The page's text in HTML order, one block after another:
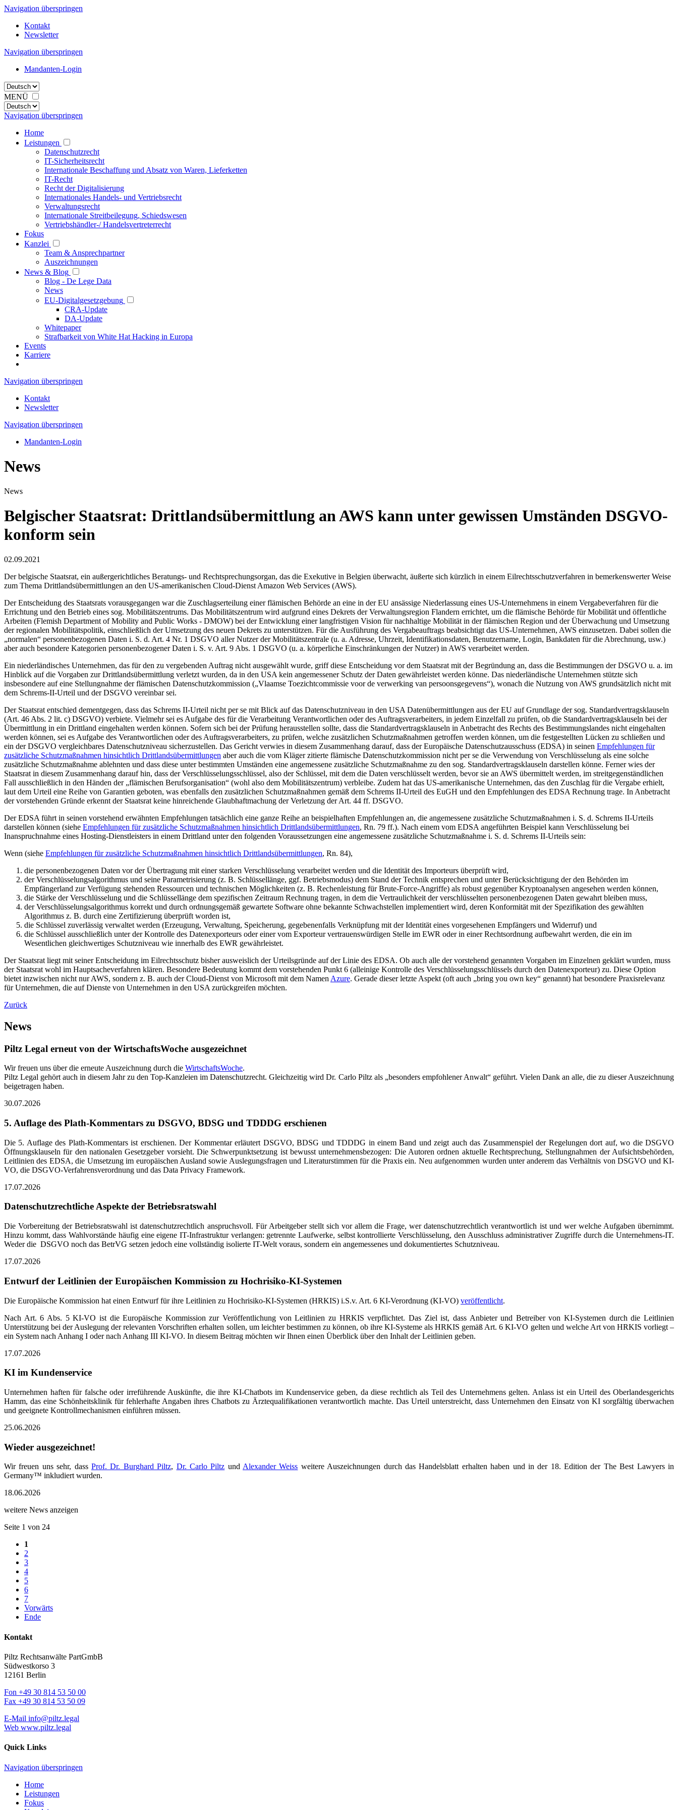
Navigation überspringen
Kontakt
Newsletter
Navigation überspringen
Mandanten-Login
MENÜ
Navigation überspringen
Home
Leistungen
Datenschutzrecht
IT-Sicherheitsrecht
Internationale Beschaffung und Absatz von Waren, Lieferketten
IT-Recht
Recht der Digitalisierung
Internationales Handels- und Vertriebsrecht
Verwaltungsrecht
Internationale Streitbeilegung, Schiedswesen
Vertriebshändler-/ Handelsvertreterrecht
Fokus
Kanzlei
Team & Ansprechpartner
Auszeichnungen
News & Blog
Blog - De Lege Data
News
EU-Digitalgesetzgebung
CRA-Update
DA-Update
Whitepaper
Strafbarkeit von White Hat Hacking in Europa
Events
Karriere
Navigation überspringen
Kontakt
Newsletter
Navigation überspringen
Mandanten-Login
News
News
Belgischer Staatsrat: Drittlandsübermittlung an AWS kann unter gewissen Umständen DSGVO-
konform sein
02.09.2021
Der belgische Staatsrat, ein außergerichtliches Beratungs- und Rechtsprechungsorgan, das die Exekutive in Belgien überwacht, äußerte sich kürzlich in einem Eilrechtsschutzverfahren in bemerkenswerter Weise
zum Thema Drittlandsübermittlungen an den US-amerikanischen Cloud-Dienst Amazon Web Services (AWS).
Der Entscheidung des Staatsrats vorausgegangen war die Zuschlagserteilung einer flämischen Behörde an eine in der EU ansässige Niederlassung eines US-Unternehmens in einem Vergabeverfahren für die
Errichtung und den Betrieb eines sog. Mobilitätszentrums. Das Mobilitätszentrum wird aufgrund eines Dekrets der Verwaltungsregion Flandern errichtet, um die flämische Behörde für Mobilität und öffentliche
Arbeiten (Flemish Department of Mobility and Public Works - DMOW) bei der Entwicklung einer langfristigen Vision für nachhaltige Mobilität in der flämischen Region und der Überwachung und Umsetzung
der regionalen Mobilitätspolitik, einschließlich der Umsetzung des neuen Dekrets zu unterstützen. Für die Ausführung des Vergabeauftrags beabsichtigt das US-Unternehmen, AWS einzusetzen. Dabei sollen die
„normalen“ personenbezogenen Daten i. S. d. Art. 4 Nr. 1 DSGVO aller Nutzer der Mobilitätszentrale (u. a. Adresse, Uhrzeit, Identifikationsdaten, Benutzername, Login, Bankdaten für die Abrechnung, usw.)
aber auch besondere Kategorien personenbezogener Daten i. S. v. Art. 9 Abs. 1 DSGVO (u. a. körperliche Einschränkungen der Nutzer) in AWS verarbeitet werden.
Ein niederländisches Unternehmen, das für den zu vergebenden Auftrag nicht ausgewählt wurde, griff diese Entscheidung vor dem Staatsrat mit der Begründung an, dass die Bestimmungen der DSGVO u. a. im
Hinblick auf die Vorgaben zur Drittlandsübermittlung verletzt wurden, da in den USA kein angemessener Schutz der Daten gewährleistet werden könne. Das niederländische Unternehmen stützte sich
insbesondere auf eine Stellungnahme der flämischen Datenschutzkommission („Vlaamse Toezichtcommissie voor de verwerking van persoonsgegevens“), wonach die Nutzung von AWS grundsätzlich nicht mit
dem Schrems-II-Urteil und der DSGVO vereinbar sei.
Der Staatsrat entschied dementgegen, dass das Schrems II-Urteil nicht per se mit Blick auf das Datenschutzniveau in den USA Datenübermittlungen aus der EU auf Grundlage der sog. Standardvertragsklauseln
(Art. 46 Abs. 2 lit. c) DSGVO) verbiete. Vielmehr sei es Aufgabe des für die Verarbeitung Verantwortlichen oder des Auftragsverarbeiters, in jedem Einzelfall zu prüfen, ob die Standardvertragsklauseln bei der
Übermittlung in ein Drittland eingehalten werden können. Sofern sich bei der Prüfung herausstellen sollte, dass die Standardvertragsklauseln in Anbetracht des Rechts des Bestimmungslandes nicht eingehalten
werden können, sei es Aufgabe des Verantwortlichen oder des Auftragsverarbeiters, zu prüfen, welche zusätzlichen Schutzmaßnahmen getroffen werden können, um die festgestellten Lücken zu schließen und
ein der DSGVO vergleichbares Datenschutzniveau sicherzustellen. Das Gericht verwies in diesem Zusammenhang darauf, dass der Europäische Datenschutzausschuss (EDSA) in seinen Empfehlungen für
zusätzliche Schutzmaßnahmen hinsichtlich Drittlandsübermittlungen aber auch die vom Kläger zitierte flämische Datenschutzkommission nicht per se die Verwendung von Verschlüsselung als eine solche
zusätzliche Schutzmaßnahme ablehnten und dass diese unter bestimmten Umständen eine angemessene zusätzliche Schutzmaßnahme zu den sog. Standardvertragsklauseln darstellen könne. Ferner wies der
Staatsrat in diesem Zusammenhang darauf hin, dass der Verschlüsselungsschlüssel, also der Schlüssel, mit dem die Daten verschlüsselt werden, bevor sie an AWS übermittelt werden, im streitgegenständlichen
Fall ausschließlich in den Händen der „flämischen Berufsorganisation“ (wohl also dem Mobilitätszentrum) verbleibe. Zudem hat das US-amerikanische Unternehmen, das den Zuschlag für die Vergabe erhielt,
laut dem Urteil eine Reihe von Garantien geboten, was ebenfalls den zusätzlichen Schutzmaßnahmen gemäß dem Schrems II-Urteil des EuGH und den Empfehlungen des EDSA Rechnung trage. In Anbetracht
der vorstehenden Gründe erkennt der Staatsrat keine hinreichende Glaubhaftmachung der Verletzung der Art. 44 ff. DSGVO.
Der EDSA führt in seinen vorstehend erwähnten Empfehlungen tatsächlich eine ganze Reihe an beispielhaften Empfehlungen an, die angemessene zusätzliche Schutzmaßnahmen i. S. d. Schrems II-Urteils
darstellen können (siehe Empfehlungen für zusätzliche Schutzmaßnahmen hinsichtlich Drittlandsübermittlungen, Rn. 79 ff.). Nach einem vom EDSA angeführten Beispiel kann Verschlüsselung bei
Inanspruchnahme eines Hosting-Dienstleisters in einem Drittland unter den folgenden Voraussetzungen eine angemessene zusätzliche Schutzmaßnahme i. S. d. Schrems II-Urteils sein:
Wenn (siehe Empfehlungen für zusätzliche Schutzmaßnahmen hinsichtlich Drittlandsübermittlungen, Rn. 84),
die personenbezogenen Daten vor der Übertragung mit einer starken Verschlüsselung verarbeitet werden und die Identität des Importeurs überprüft wird,
der Verschlüsselungsalgorithmus und seine Parametrisierung (z. B. Schlüssellänge, ggf. Betriebsmodus) dem Stand der Technik entsprechen und unter Berücksichtigung der den Behörden im
Empfängerland zur Verfügung stehenden Ressourcen und technischen Möglichkeiten (z. B. Rechenleistung für Brute-Force-Angriffe) als robust gegenüber Kryptoanalysen angesehen werden können,
die Stärke der Verschlüsselung und die Schlüssellänge dem spezifischen Zeitraum Rechnung tragen, in dem die Vertraulichkeit der verschlüsselten personenbezogenen Daten gewahrt bleiben muss,
der Verschlüsselungsalgorithmus korrekt und durch ordnungsgemäß gewartete Software ohne bekannte Schwachstellen implementiert wird, deren Konformität mit der Spezifikation des gewählten
Algorithmus z. B. durch eine Zertifizierung überprüft worden ist,
die Schlüssel zuverlässig verwaltet werden (Erzeugung, Verwaltung, Speicherung, gegebenenfalls Verknüpfung mit der Identität eines vorgesehenen Empfängers und Widerruf) und
die Schlüssel ausschließlich unter der Kontrolle des Datenexporteurs oder einer vom Exporteur vertrauenswürdigen Stelle im EWR oder in einer Rechtsordnung aufbewahrt werden, die ein im
Wesentlichen gleichwertiges Schutzniveau wie innerhalb des EWR gewährleistet.
Der Staatsrat liegt mit seiner Entscheidung im Eilrechtsschutz bisher ausweislich der Urteilsgründe auf der Linie des EDSA. Ob auch alle der vorstehend genannten Vorgaben im Einzelnen geklärt wurden, muss
der Staatsrat wohl im Hauptsacheverfahren klären. Besondere Bedeutung kommt dem vorstehenden Punkt 6 (alleinige Kontrolle des Verschlüsselungsschlüssels durch den Datenexporteur) zu. Diese Option
bietet inzwischen nicht nur AWS, sondern z. B. auch der Cloud-Dienst von Microsoft mit dem Namen Azure. Gerade dieser letzte Aspekt (oft auch „bring you own key“ genannt) hat besondere Praxisrelevanz
für Unternehmen, die auf Dienste von Unternehmen in den USA zurückgreifen möchten.
Zurück
News
Piltz Legal erneut von der WirtschaftsWoche ausgezeichnet
Wir freuen uns über die erneute Auszeichnung durch die WirtschaftsWoche.
Piltz Legal gehört auch in diesem Jahr zu den Top-Kanzleien im Datenschutzrecht. Gleichzeitig wird Dr. Carlo Piltz als „besonders empfohlener Anwalt“ geführt. Vielen Dank an alle, die zu dieser Auszeichnung
beigetragen haben.
30.07.2026
5. Auflage des Plath-Kommentars zu DSGVO, BDSG und TDDDG erschienen
Die 5. Auflage des Plath-Kommentars ist erschienen. Der Kommentar erläutert DSGVO, BDSG und TDDDG in einem Band und zeigt auch das Zusammenspiel der Regelungen dort auf, wo die DSGVO
Öffnungsklauseln für den nationalen Gesetzgeber vorsieht. Die Schwerpunktsetzung ist bewusst unternehmensbezogen: Die Autoren ordnen aktuelle Rechtsprechung, Stellungnahmen der Aufsichtsbehörden,
Leitlinien des EDSA, die Umsetzung im europäischen Ausland sowie Auslegungsfragen und Literaturstimmen für die Praxis ein. Neu aufgenommen wurden unter anderem das Verhältnis von DSGVO und KI-
VO, die DSGVO-Verfahrensverordnung und das Data Privacy Framework.
17.07.2026
Datenschutzrechtliche Aspekte der Betriebsratswahl
Die Vorbereitung der Betriebsratswahl ist datenschutzrechtlich anspruchsvoll. Für Arbeitgeber stellt sich vor allem die Frage, wer datenschutzrechtlich verantwortlich ist und wer welche Aufgaben übernimmt.
Hinzu kommt, dass Wahlvorstände häufig eine eigene IT-Infrastruktur verlangen: getrennte Laufwerke, selbst kontrollierte Verschlüsselung, den Ausschluss administrativer Zugriffe durch die Unternehmens-IT.
Weder die DSGVO noch das BetrVG setzen jedoch eine vollständig isolierte IT-Welt voraus, sondern ein angemessenes und dokumentiertes Schutzniveau.
17.07.2026
Entwurf der Leitlinien der Europäischen Kommission zu Hochrisiko-KI-Systemen
Die Europäische Kommission hat einen Entwurf für ihre Leitlinien zu Hochrisiko-KI-Systemen (HRKIS) i.S.v. Art. 6 KI-Verordnung (KI-VO) veröffentlicht.
Nach Art. 6 Abs. 5 KI-VO ist die Europäische Kommission zur Veröffentlichung von Leitlinien zu HRKIS verpflichtet. Das Ziel ist, dass Anbieter und Betreiber von KI-Systemen durch die Leitlinien
Unterstützung bei der Auslegung der relevanten Vorschriften erhalten sollen, um leichter bestimmen zu können, ob ihre KI-Systeme als HRKIS gemäß Art. 6 KI-VO gelten und welche Art von HRKIS vorliegt –
ein System nach Anhang I oder nach Anhang III KI-VO. In diesem Beitrag möchten wir Ihnen einen Überblick über den Inhalt der Leitlinien geben.
17.07.2026
KI im Kundenservice
Unternehmen haften für falsche oder irreführende Auskünfte, die ihre KI-Chatbots im Kundenservice geben, da diese rechtlich als Teil des Unternehmens gelten. Anlass ist ein Urteil des Oberlandesgerichts
Hamm, das eine Schönheitsklinik für fehlerhafte Angaben ihres Chatbots zu Ärztequalifikationen verantwortlich machte. Das Urteil unterstreicht, dass Unternehmen den Einsatz von KI sorgfältig überwachen
und geeignete Kontrollmechanismen einführen müssen.
25.06.2026
Wieder ausgezeichnet!
Wir freuen uns sehr, dass Prof. Dr. Burghard Piltz, Dr. Carlo Piltz undAlexander Weiss weitere Auszeichnungen durch das Handelsblatt erhalten haben und in der 18. Edition der The Best Lawyers in
Germany™ inkludiert wurden.
18.06.2026
weitere News anzeigen
Seite 1 von 24
1
2
3
4
5
6
7
Vorwärts
Ende
Kontakt
Piltz Rechtsanwälte PartGmbB
Südwestkorso 3
12161 Berlin
Fon +49 30 814 53 50 00
Fax +49 30 814 53 50 09
E-Mail info@piltz.legal
Web www.piltz.legal
Quick Links
Navigation überspringen
Home
Leistungen
Fokus